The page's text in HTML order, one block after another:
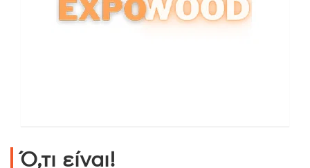
Ό,τι είναι!